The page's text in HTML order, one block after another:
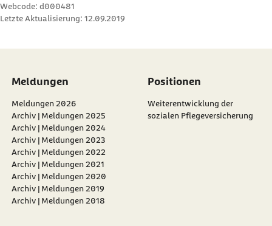
Webcode: d000481
Letzte Aktualisierung: 12.09.2019
Meldungen
Meldungen 2026
Archiv | Meldungen 2025
Archiv | Meldungen 2024
Archiv | Meldungen 2023
Archiv | Meldungen 2022
Archiv | Meldungen 2021
Archiv | Meldungen 2020
Archiv | Meldungen 2019
Archiv | Meldungen 2018
Positionen
Weiterentwicklung der
sozialen Pflegeversicherung